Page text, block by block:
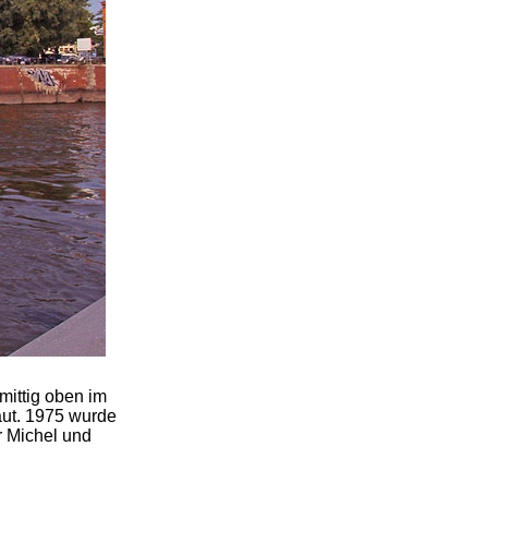
oben im
1975 wurde
Michel und